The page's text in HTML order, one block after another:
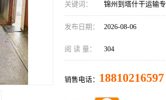
关键词： 锦州到塔什干运输
发布日期： 2026-08-06
阅 读 量： 304
销售电话： 18810216597